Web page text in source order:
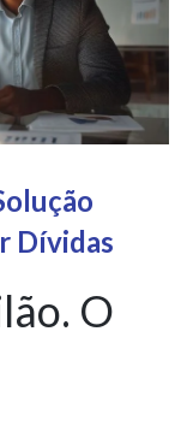
Dívidas
O